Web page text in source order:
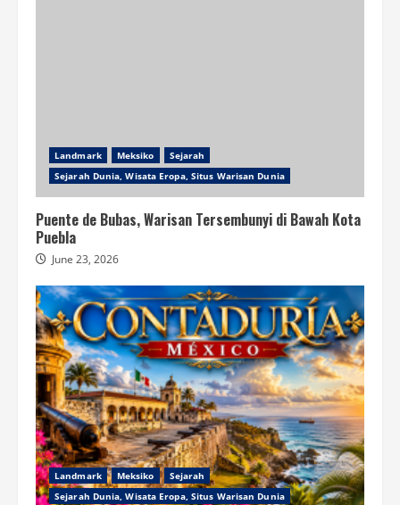
Landmark Meksiko
Sejarah
Sejarah Dunia, Wisata Eropa, Situs Warisan Dunia
Puente de Bubas, Warisan Tersembunyi di Bawah Kota
Puebla
June 23, 2026
Landmark Meksiko
Sejarah
Sejarah Dunia, Wisata Eropa, Situs Warisan Dunia